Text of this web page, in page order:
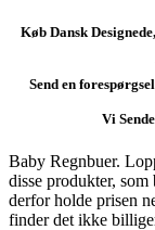
Køb Dansk
Send en
Vi
Baby Regnbuer.
disse produkter,
derfor holde prisen
finder det ikke